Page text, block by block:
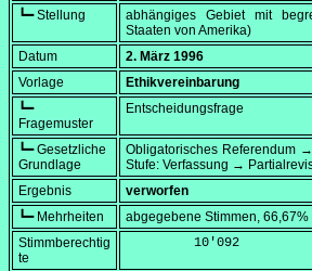
┗━ Stellung
abhängiges Gebiet mit
Staaten von Amerika)
Datum
2. März 1996
Vorlage
Ethikvereinbarung
┗━
Fragemuster
Entscheidungsfrage
┗━ Gesetzliche
Grundlage
Obligatorisches Referendum
Stufe: Verfassung →
Ergebnis
verworfen
┗━ Mehrheiten
abgegebene Stimmen,
Stimmberechtig
te
         10'092